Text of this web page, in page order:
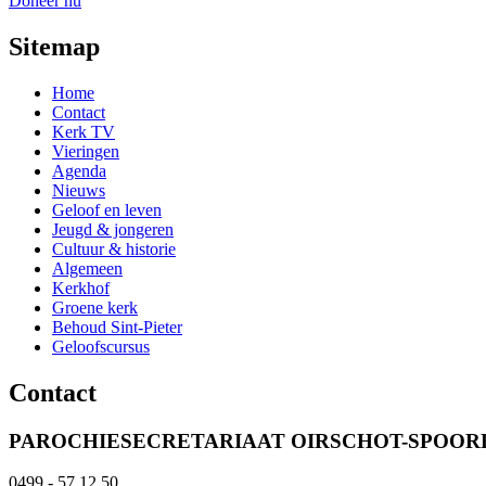
Sitemap
Home
Contact
Kerk TV
Vieringen
Agenda
Nieuws
Geloof en leven
Jeugd & jongeren
Cultuur & historie
Algemeen
Kerkhof
Groene kerk
Behoud Sint-Pieter
Geloofscursus
Contact
PAROCHIESECRETARIAAT OIRSCHOT-